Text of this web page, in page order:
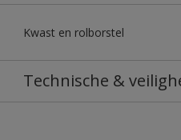
Kwast en rolborstel
Technische &